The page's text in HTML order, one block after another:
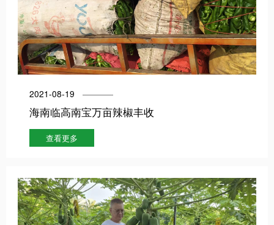
2021-08-19
海南临高南宝万亩辣椒丰收
查看更多